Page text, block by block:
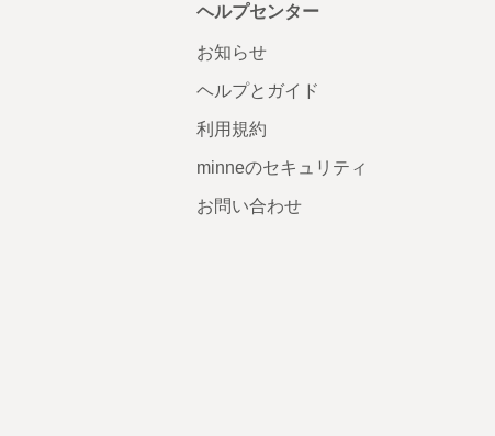
ヘルプセンター
お知らせ
ヘルプとガイド
利用規約
minneのセキュリティ
お問い合わせ